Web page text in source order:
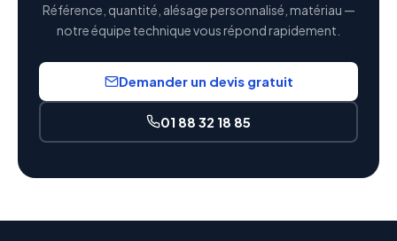
Référence, quantité, alésage personnalisé, matériau —
notre équipe technique vous répond rapidement.
Demander un devis gratuit
01 88 32 18 85